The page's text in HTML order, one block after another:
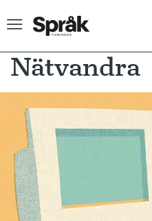
Hem
Artiklar
Krönikor
Språkfrågor
Skrivtips
Nätvandra